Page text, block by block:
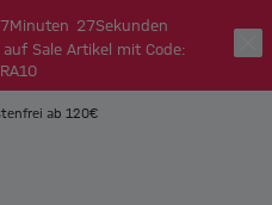
Minuten 27Sekunden
auf Sale Artikel mit Code:
ab 120€